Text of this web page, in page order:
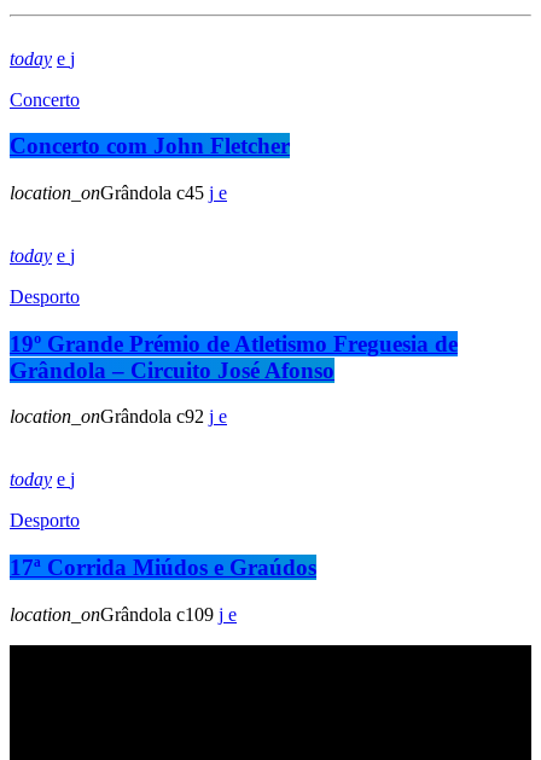
today
Concerto
Concerto com John Fletcher
location_onGrândola 45
today
Desporto
19º Grande Prémio de Atletismo Freguesia de
Grândola – Circuito José Afonso
location_onGrândola 92
today
Desporto
17ª Corrida Miúdos e Graúdos
location_onGrândola 109